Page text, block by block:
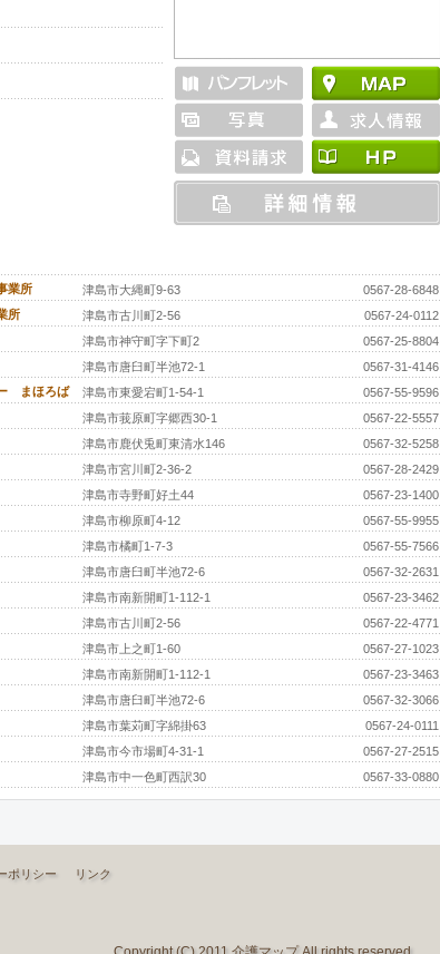
業所 津島市大縄町9-63
0567-28-6848
所
津島市古川町2-56
0567-24-0112
津島市神守町字下町2
0567-25-8804
津島市唐臼町半池72-1
0567-31-4146
まほろば
津島市東愛宕町1-54-1
0567-55-9596
津島市莪原町字郷西30-1
0567-22-5557
津島市鹿伏兎町東清水146
0567-32-5258
津島市宮川町2-36-2
0567-28-2429
津島市寺野町好土44
0567-23-1400
津島市柳原町4-12
0567-55-9955
津島市橘町1-7-3
0567-55-7566
津島市唐臼町半池72-6
0567-32-2631
津島市南新開町1-112-1
0567-23-3462
津島市古川町2-56
0567-22-4771
津島市上之町1-60
0567-27-1023
津島市南新開町1-112-1
0567-23-3463
津島市唐臼町半池72-6
0567-32-3066
津島市葉苅町字綿掛63
0567-24-0111
津島市今市場町4-31-1
0567-27-2515
津島市中一色町西訳30 0567-33-0880
ポリシー リンク